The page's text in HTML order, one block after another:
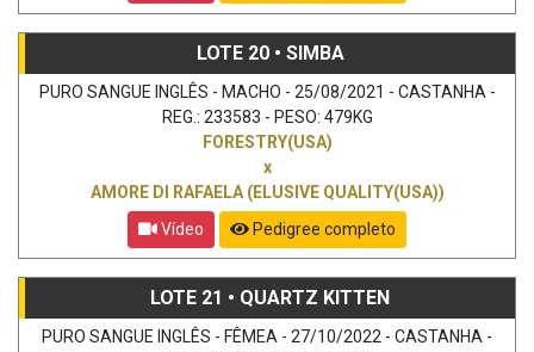
LOTE 20 • SIMBA
PURO SANGUE INGLÊS - MACHO - 25/08/2021 - CASTANHA -
REG.: 233583 - PESO: 479KG
FORESTRY(USA)
x
AMORE DI RAFAELA (ELUSIVE QUALITY(USA))
Vídeo
Pedigree completo
LOTE 21 • QUARTZ KITTEN
PURO SANGUE INGLÊS - FÊMEA - 27/10/2022 - CASTANHA -